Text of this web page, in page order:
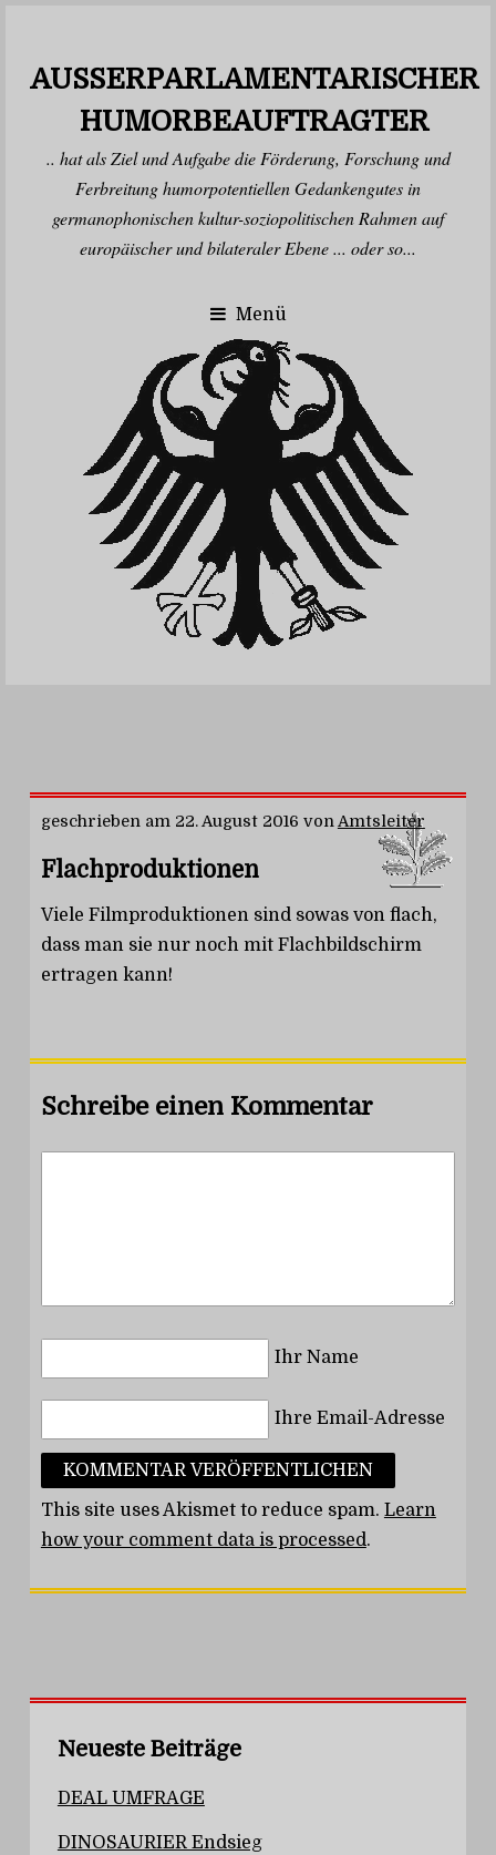
AUSSERPARLAMENTARISCHER H
UMORBEAUFTRAGTER
.. hat als Ziel und Aufgabe die Förderung, Forschung und
Ferbreitung humorpotentiellen Gedankengutes in
germanophonischen kultur-soziopolitischen Rahmen auf
europäischer und bilateraler Ebene ... oder so...
geschrieben am 22. August 2016 von Amtsleiter
Flachproduktionen
Viele Filmproduktionen sind sowas von flach,
dass man sie nur noch mit Flachbildschirm
ertragen kann!
Schreibe einen Kommentar
Ihr Name
Ihre Email-Adresse
This site uses Akismet to reduce spam. Learn
how your comment data is processed.
Neueste Beiträge
DEAL UMFRAGE
DINOSAURIER Endsieg